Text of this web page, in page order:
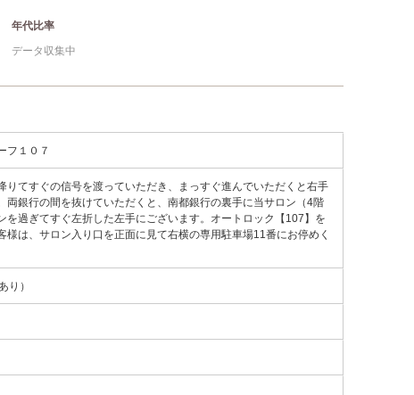
年代比率
データ収集中
フ１０７
りてすぐの信号を渡っていただき、まっすぐ進んでいただくと右手
両銀行の間を抜けていただくと、南都銀行の裏手に当サロン（4階
を過ぎてすぐ左折した左手にございます。オートロック【107】を
は、サロン入り口を正面に見て右横の専用駐車場11番にお停めく
り）